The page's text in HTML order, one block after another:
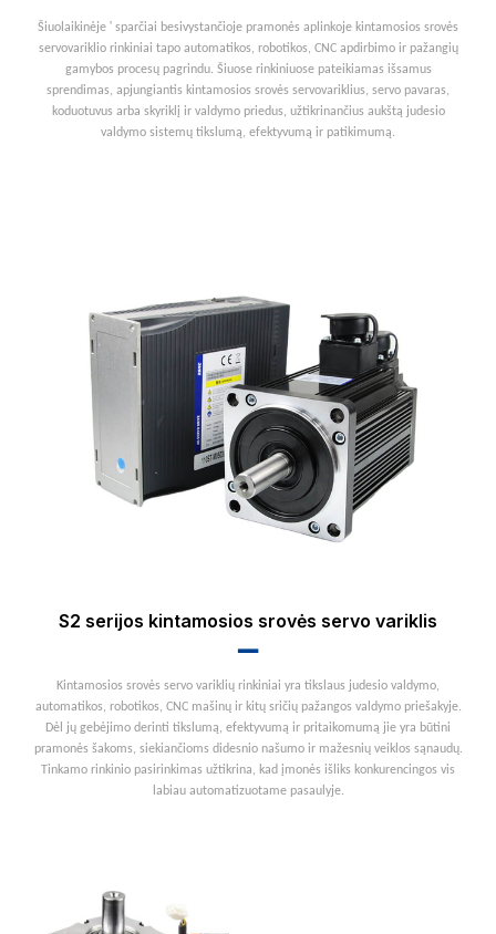
Šiuolaikinėje ' sparčiai besivystančioje pramonės aplinkoje kintamosios srovės
servovariklio rinkiniai tapo automatikos, robotikos, CNC apdirbimo ir pažangių
gamybos procesų pagrindu. Šiuose rinkiniuose pateikiamas išsamus
sprendimas, apjungiantis kintamosios srovės servovariklius, servo pavaras,
koduotuvus arba skyriklį ir valdymo priedus, užtikrinančius aukštą judesio
valdymo sistemų tikslumą, efektyvumą ir patikimumą.
S2 serijos kintamosios srovės servo variklis
▂▂
Kintamosios srovės servo variklių rinkiniai yra tikslaus judesio valdymo,
automatikos, robotikos, CNC mašinų ir kitų sričių pažangos valdymo priešakyje.
Dėl jų gebėjimo derinti tikslumą, efektyvumą ir pritaikomumą jie yra būtini
pramonės šakoms, siekiančioms didesnio našumo ir mažesnių veiklos sąnaudų.
Tinkamo rinkinio pasirinkimas užtikrina, kad įmonės išliks konkurencingos vis
labiau automatizuotame pasaulyje.